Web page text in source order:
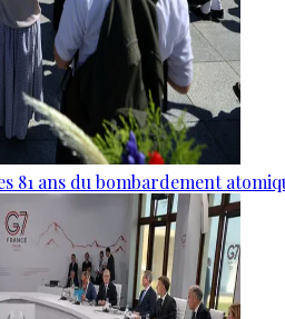
81 ans du bombardement